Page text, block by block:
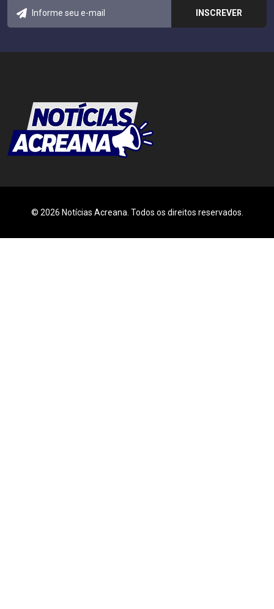
© 2026 Notícias Acreana. Todos os direitos reservados.